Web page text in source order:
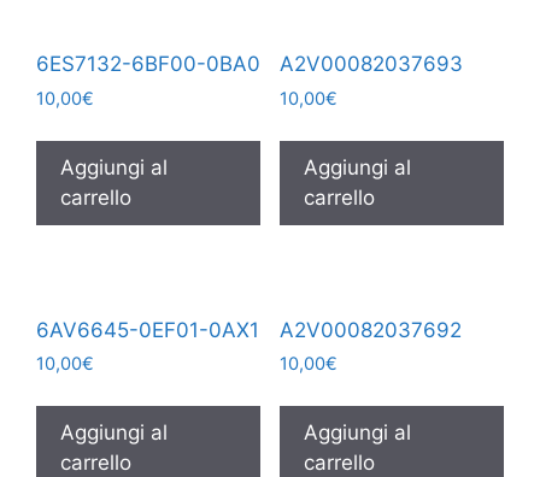
6ES7132-6BF00-0BA0
10,00€
Aggiungi al
carrello
A2V00082037693
10,00€
Aggiungi al
carrello
6AV6645-0EF01-0AX1
10,00€
Aggiungi al
carrello
A2V00082037692
10,00€
Aggiungi al
carrello